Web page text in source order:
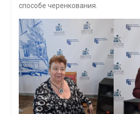
способе черенкования.